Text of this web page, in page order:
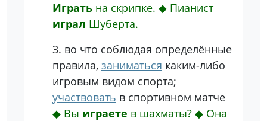
Играть на скрипке. ◆ Пианист
играл Шуберта.
3. во что соблюдая определённые
правила, заниматься каким-либо
игровым видом спорта;
участвовать в спортивном матче
◆ Вы играете в шахматы? ◆ Она